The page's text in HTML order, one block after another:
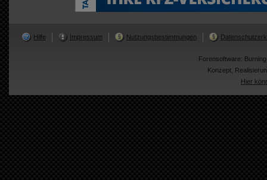
Hilfe Impressum Nutzungsbestimmungen
Forensoftware:
Konzept,
Hier